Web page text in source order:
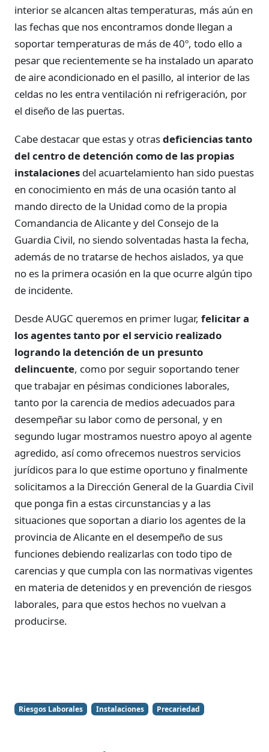
interior se alcancen altas temperaturas, más aún en
las fechas que nos encontramos donde llegan a
soportar temperaturas de más de 40º, todo ello a
pesar que recientemente se ha instalado un aparato
de aire acondicionado en el pasillo, al interior de las
celdas no les entra ventilación ni refrigeración, por
el diseño de las puertas.
Cabe destacar que estas y otrasdeficiencias tanto
del centro de detención como de las propias
instalaciones del acuartelamiento han sido puestas
en conocimiento en más de una ocasión tanto al
mando directo de la Unidad como de la propia
Comandancia de Alicante y del Consejo de la
Guardia Civil, no siendo solventadas hasta la fecha,
además de no tratarse de hechos aislados, ya que
no es la primera ocasión en la que ocurre algún tipo
de incidente.
Desde AUGC queremos en primer lugar, felicitar a
los agentes tanto por el servicio realizado
logrando la detención de un presunto
delincuente, como por seguir soportando tener
que trabajar en pésimas condiciones laborales,
tanto por la carencia de medios adecuados para
desempeñar su labor como de personal, y en
segundo lugar mostramos nuestro apoyo al agente
agredido, así como ofrecemos nuestros servicios
jurídicos para lo que estime oportuno y finalmente
solicitamos a la Dirección General de la Guardia Civil
que ponga fin a estas circunstancias y a las
situaciones que soportan a diario los agentes de la
provincia de Alicante en el desempeño de sus
funciones debiendo realizarlas con todo tipo de
carencias y que cumpla con las normativas vigentes
en materia de detenidos y en prevención de riesgos
laborales, para que estos hechos no vuelvan a
producirse.
Riesgos Laborales Instalaciones Precariedad